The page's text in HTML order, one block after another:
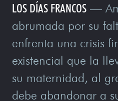
LOS DÍAS FRANCOS —
abrumada por su
enfrenta una crisis
existencial que la
su maternidad, al
debe abandonar a